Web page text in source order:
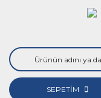
SEPETİM